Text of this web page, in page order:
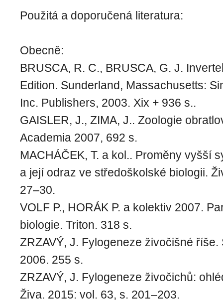
Použitá a doporučená literatura:
Obecně:
BRUSCA, R. C., BRUSCA, G. J.
Edition. Sunderland, Massachusetts:
Inc. Publishers, 2003. Xix + 936 s..
GAISLER, J., ZIMA, J.. Zoologie
Academia 2007, 692 s.
MACHÁČEK, T. a kol.. Proměny vyšší
a její odraz ve středoškolské biologii.
27–30.
VOLF P., HORÁK P. a kolektiv 2007.
biologie. Triton. 318 s.
ZRZAVÝ, J. Fylogeneze živočišné říše.
2006. 255 s.
ZRZAVÝ, J. Fylogeneze živočichů:
Živa. 2015: vol. 63, s. 201–203.